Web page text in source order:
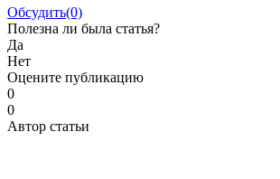
Обсудить(0)
Полезна ли была статья?
Да
Нет
Оцените публикацию
0
0
Автор статьи